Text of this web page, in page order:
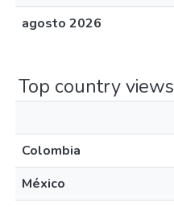
agosto 2026
Top country views
Colombia
México